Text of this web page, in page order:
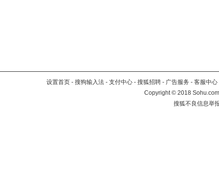
设置首页 - 搜狗输入法 - 支付中心 - 搜狐招聘 - 广告服务 - 客服中心
Copyright©2018
搜狐不良信息举